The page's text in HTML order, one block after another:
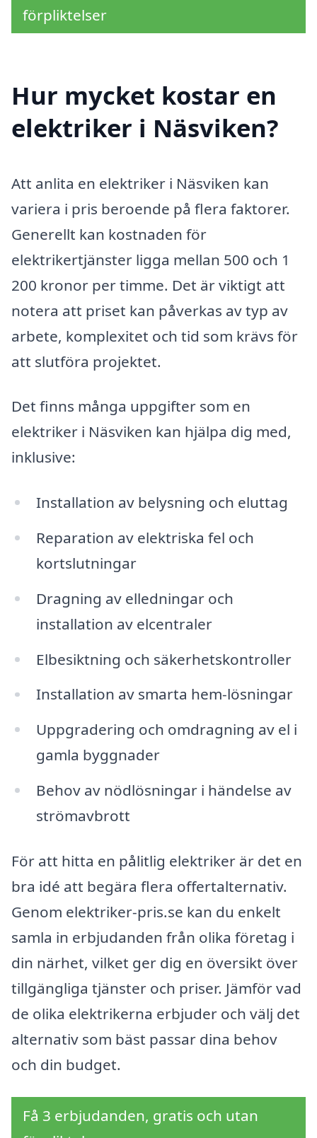
förpliktelser
Hur mycket kostar en
elektriker i Näsviken?
Att anlita en elektriker i Näsviken kan
variera i pris beroende på flera faktorer.
Generellt kan kostnaden för
elektrikertjänster ligga mellan 500 och 1
200 kronor per timme. Det är viktigt att
notera att priset kan påverkas av typ av
arbete, komplexitet och tid som krävs för
att slutföra projektet.
Det finns många uppgifter som en
elektriker i Näsviken kan hjälpa dig med,
inklusive:
Installation av belysning och eluttag
Reparation av elektriska fel och
kortslutningar
Dragning av elledningar och
installation av elcentraler
Elbesiktning och säkerhetskontroller
Installation av smarta hem-lösningar
Uppgradering och omdragning av el i
gamla byggnader
Behov av nödlösningar i händelse av
strömavbrott
För att hitta en pålitlig elektriker är det en
bra idé att begära flera offertalternativ.
Genom elektriker-pris.se kan du enkelt
samla in erbjudanden från olika företag i
din närhet, vilket ger dig en översikt över
tillgängliga tjänster och priser. Jämför vad
de olika elektrikerna erbjuder och välj det
alternativ som bäst passar dina behov
och din budget.
Få 3 erbjudanden, gratis och utan